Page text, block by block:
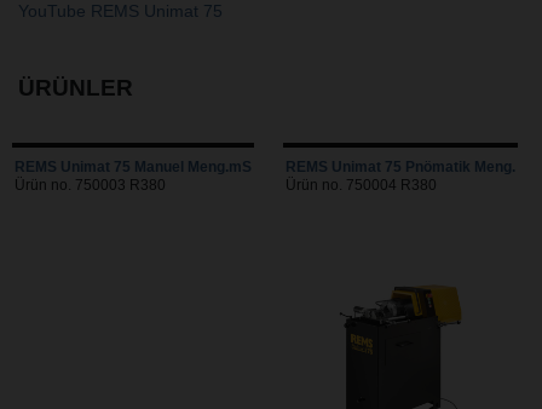
YouTube REMS Unimat 75
ÜRÜNLER
REMS Unimat 75 Manuel Meng.mS
Ürün no. 750003 R380
REMS Unimat 75 Pnömatik Meng.
Ürün no. 750004 R380